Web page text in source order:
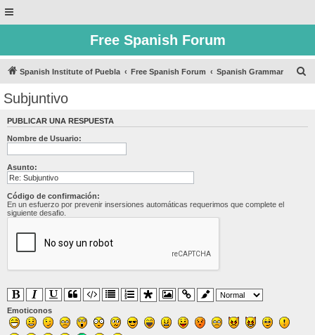
Free Spanish Forum
Spanish Institute of Puebla Free Spanish Forum Spanish Grammar
Subjuntivo
PUBLICAR UNA RESPUESTA
Nombre de Usuario:
Asunto:
Código de confirmación:
En un esfuerzo por prevenir insersiones automáticas requerimos que complete el
siguiente desafio.
Emoticonos